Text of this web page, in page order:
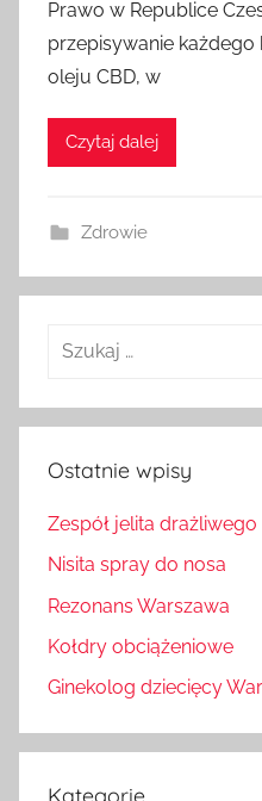
Prawo w Republice
przepisywanie
oleju CBD, w
Czytaj dalej
Zdrowie
Szukaj:
Ostatnie wpisy
Zespół jelita drażliwego
Nisita spray do nosa
Rezonans Warszawa
Kołdry obciążeniowe
Ginekolog dziecięcy